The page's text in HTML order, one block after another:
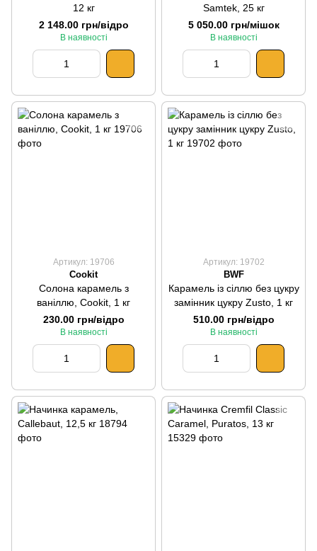
12 кг
2 148.00 грн/відро
В наявності
Samtek, 25 кг
5 050.00 грн/мішок
В наявності
Артикул: 19706
Cookit
Солона карамель з
ваніллю, Cookit, 1 кг
230.00 грн/відро
В наявності
Артикул: 19702
BWF
Карамель із сіллю без цукру
замінник цукру Zusto, 1 кг
510.00 грн/відро
В наявності